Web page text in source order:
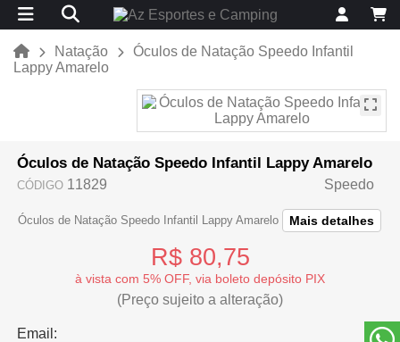
Natação
Óculos de Natação Speedo Infantil
Lappy Amarelo
Óculos de Natação Speedo Infantil Lappy Amarelo
CÓDIGO 11829 Speedo
Óculos de Natação Speedo Infantil Lappy Amarelo Mais detalhes
R$ 80,75
à vista com 5% OFF, via boleto depósito PIX
(Preço sujeito a alteração)
Email: